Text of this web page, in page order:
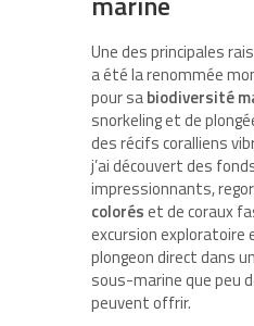
Une des principales
a été la renommée
pour sabiodiversité
snorkeling et de
des récifs coralliens
j’ai découvert des
impressionnants,
coloréset de coraux
excursion exploratoire
plongeon direct dans
sous-marine que peu
peuvent offrir.